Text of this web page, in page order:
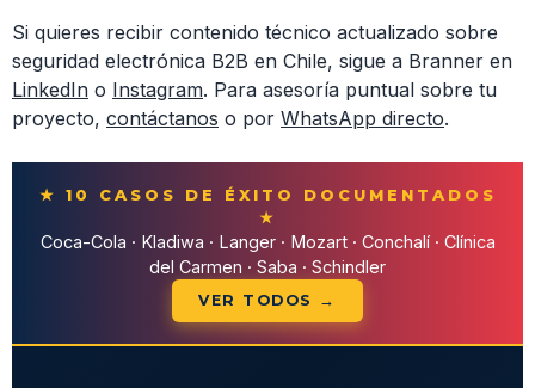
Si quieres recibir contenido técnico actualizado sobre
seguridad electrónica B2B en Chile, sigue a Branner en
LinkedIn o Instagram. Para asesoría puntual sobre tu
proyecto, contáctanos o por WhatsApp directo.
★ 10 CASOS DE ÉXITO DOCUMENTADOS
★
Coca-Cola · Kladiwa · Langer · Mozart · Conchalí · Clínica
del Carmen · Saba · Schindler
VER TODOS →